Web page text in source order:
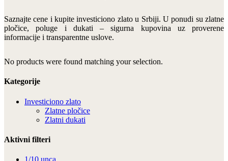
Saznajte cene i kupite investiciono zlato u Srbiji. U ponudi su zlatne
pločice, poluge i dukati – sigurna kupovina uz proverene
informacije i transparentne uslove.
No products were found matching your selection.
Kategorije
Investiciono zlato
Zlatne pločice
Zlatni dukati
Aktivni filteri